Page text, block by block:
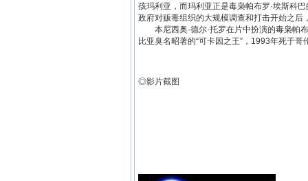
孩玛利亚，而玛利亚正是毒枭帕布罗·埃斯科
政府对贩毒组织的大规模调查和打击开始之
本尼西奥·德尔·托罗在片中扮演的毒枭帕
比亚臭名昭著的“可卡因之王”，1993年死于
◎影片截图